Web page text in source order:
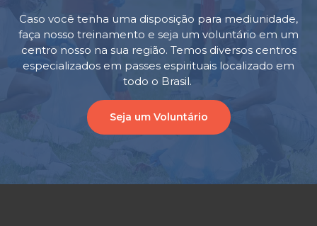
Caso você tenha uma disposição para mediunidade,
faça nosso treinamento e seja um voluntário em um
centro nosso na sua região. Temos diversos centros
especializados em passes espirituais localizado em
todo o Brasil.
Seja um Voluntário